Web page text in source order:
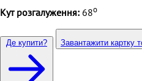
Кут розгалуження: 68о
Де купити? Завантажити картку